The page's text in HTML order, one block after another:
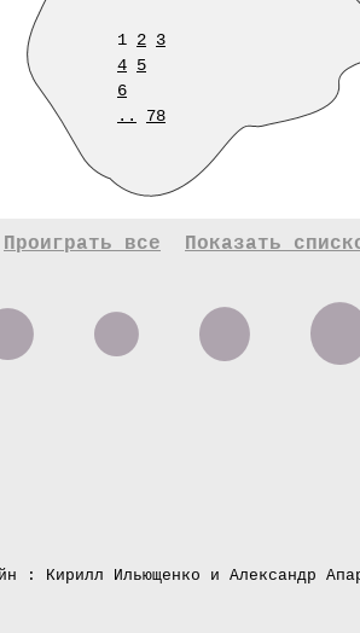
1 2 3
4 5
6
..
78
Проиграть все Показать
: Кирилл Ильющенко и Александр